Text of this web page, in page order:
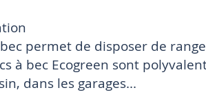
permet de disposer de
à bec Ecogreen sont
dans les garages...